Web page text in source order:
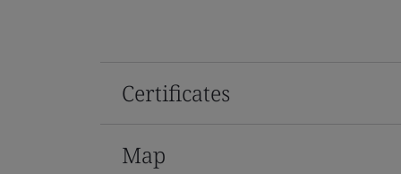
Certificates
Map